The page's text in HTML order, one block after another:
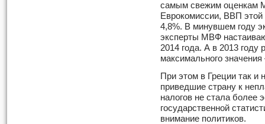
самым свежим оценкам
Еврокомиссии, ВВП этой
4,8%. В минувшем году
эксперты МВФ
2014 года. А в 2013 году
максимального
При этом в Греции так
приведшие страну к
налогов не стала более
государственной
внимание политиков.